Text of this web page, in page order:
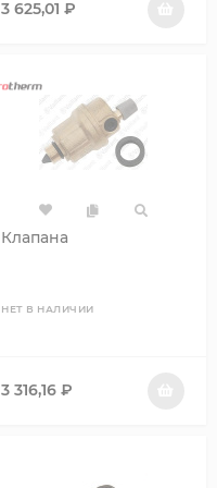
3 625,01 ₽
Клапана
НЕТ В НАЛИЧИИ
3 316,16 ₽